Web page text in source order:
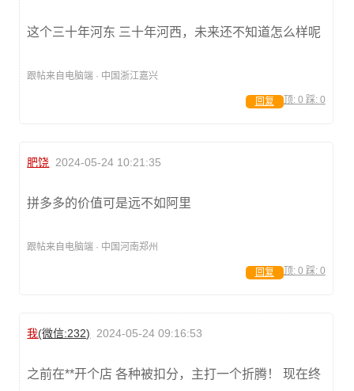
这个三十年河东 三十年河西，未来还不知道怎么样呢
跟帖来自电脑端 · 中国浙江嘉兴
顶: 0 踩: 0
回复
肥饶 2024-05-24 10:21:35
拼多多的价值可是远不如阿里
跟帖来自电脑端 · 中国河南郑州
顶: 0 踩: 0
回复
我(微信:232) 2024-05-24 09:16:53
之前在**开个店 各种被扣分，主打一个折腾！ 现在终